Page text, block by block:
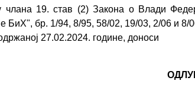
члана 19. став (2) Закона о Влади
БиХ", бр. 1/94, 8/95, 58/02, 19/03, 2/06 и
27.02.2024. године, доноси